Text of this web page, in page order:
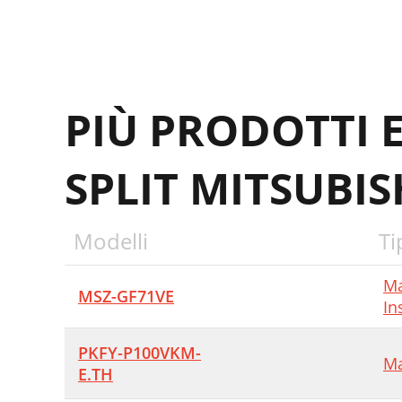
PIÙ PRODOTTI
SPLIT
Modelli
MSZ-GF71VE
PKFY-P100VKM-
E.TH